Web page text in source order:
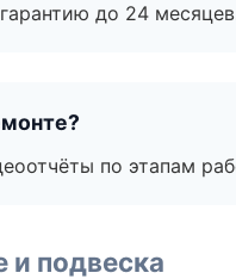
до 24
по этапам
и подвеска